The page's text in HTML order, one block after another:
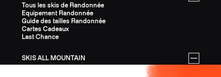
Tous les skis de Randonnée
Equipement Randonnée
Guide des tailles Randonnée
Cartes Cadeaux
Last Chance
SKIS ALL MOUNTAIN